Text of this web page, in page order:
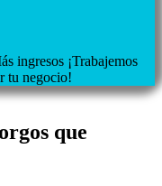
ingresos ¡Trabajemos
tu negocio!
que